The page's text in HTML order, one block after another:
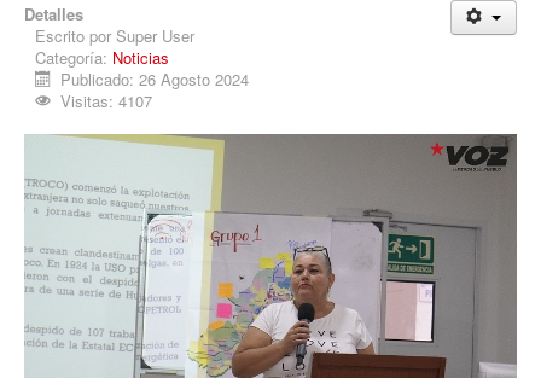
Detalles
Escrito por Super User
Categoría: Noticias
Publicado: 26 Agosto 2024
Visitas: 4107